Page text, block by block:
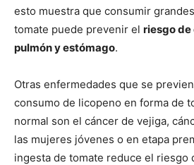
esto muestra que consumir
tomate puede prevenir el riesgo
pulmón y estómago.
Otras enfermedades que se
consumo de licopeno en forma de
normal son el cáncer de vejiga,
las mujeres jóvenes o en etapa
ingesta de tomate reduce el riesgo